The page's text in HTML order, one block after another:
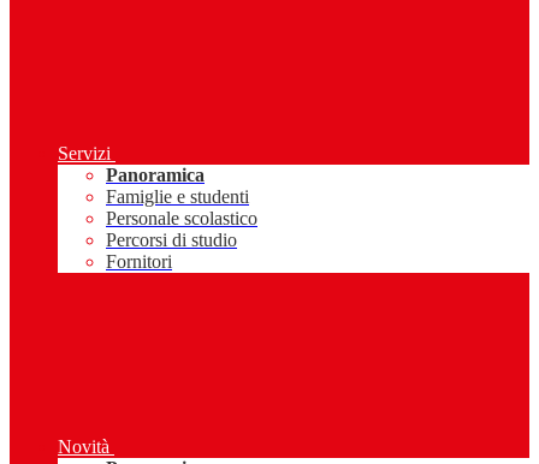
Servizi
Panoramica
Famiglie e studenti
Personale scolastico
Percorsi di studio
Fornitori
Novità